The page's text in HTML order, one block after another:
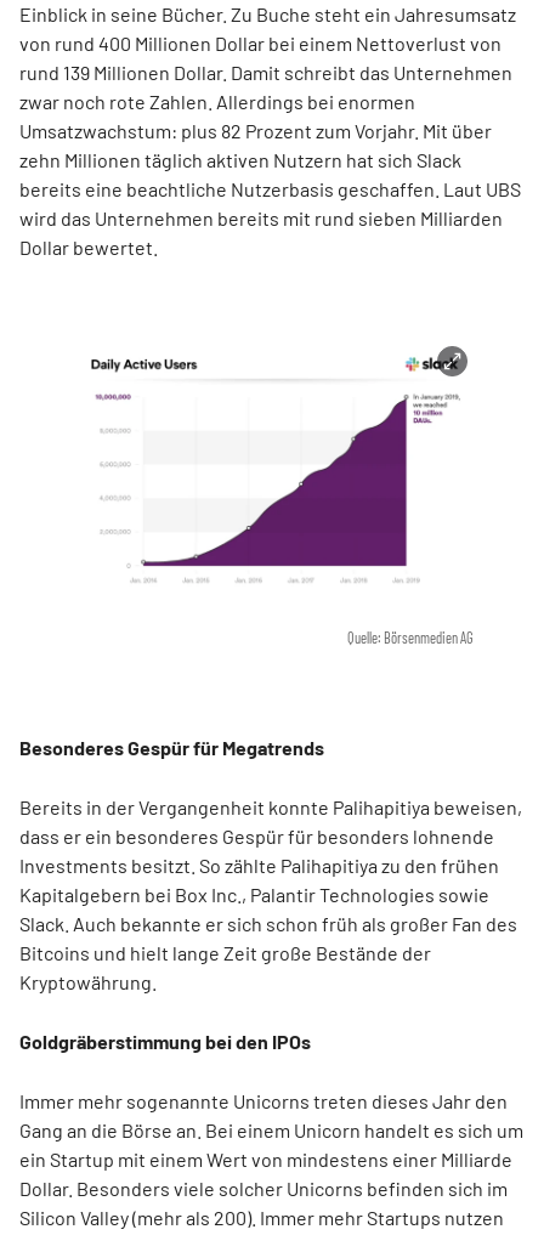
Einblick in seine Bücher. Zu Buche steht ein Jahresumsatz
von rund 400 Millionen Dollar bei einem Nettoverlust von
rund 139 Millionen Dollar. Damit schreibt das Unternehmen
zwar noch rote Zahlen. Allerdings bei enormen
Umsatzwachstum: plus 82 Prozent zum Vorjahr. Mit über
zehn Millionen täglich aktiven Nutzern hat sich Slack
bereits eine beachtliche Nutzerbasis geschaffen. Laut UBS
wird das Unternehmen bereits mit rund sieben Milliarden
Dollar bewertet.
Quelle: Börsenmedien AG
Besonderes Gespür für Megatrends
Bereits in der Vergangenheit konnte Palihapitiya beweisen,
dass er ein besonderes Gespür für besonders lohnende
Investments besitzt. So zählte Palihapitiya zu den frühen
Kapitalgebern bei Box Inc., Palantir Technologies sowie
Slack. Auch bekannte er sich schon früh als großer Fan des
Bitcoins und hielt lange Zeit große Bestände der
Kryptowährung.
Goldgräberstimmung bei den IPOs
Immer mehr sogenannte Unicorns treten dieses Jahr den
Gang an die Börse an. Bei einem Unicorn handelt es sich um
ein Startup mit einem Wert von mindestens einer Milliarde
Dollar. Besonders viele solcher Unicorns befinden sich im
Silicon Valley (mehr als 200). Immer mehr Startups nutzen